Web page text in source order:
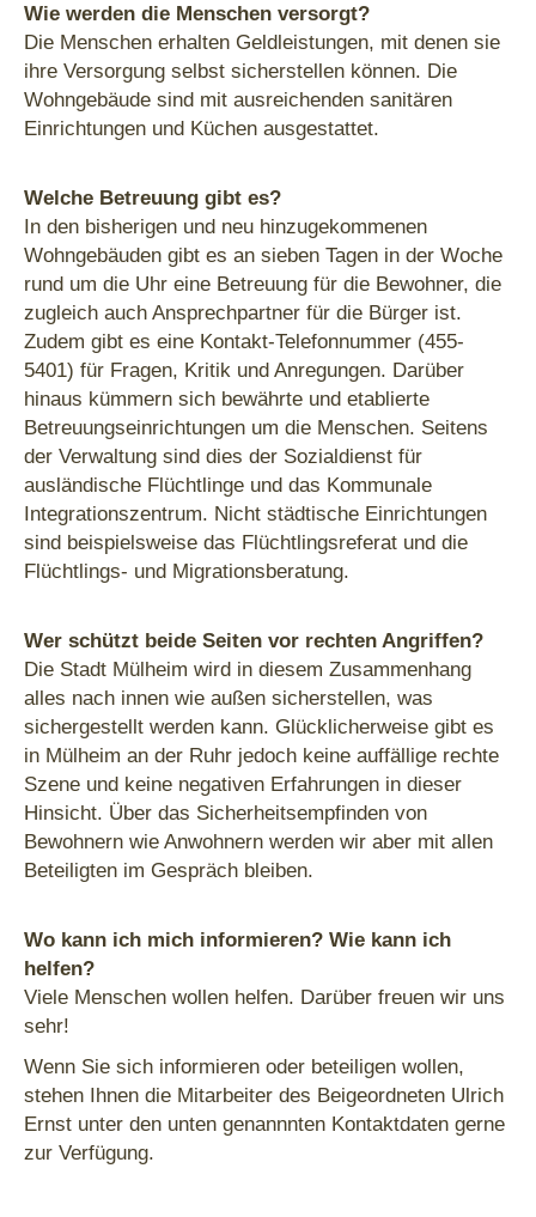
Wie werden die Menschen versorgt?
Die Menschen erhalten Geldleistungen, mit denen sie
ihre Versorgung selbst sicherstellen können. Die
Wohngebäude sind mit ausreichenden sanitären
Einrichtungen und Küchen ausgestattet.
Welche Betreuung gibt es?
In den bisherigen und neu hinzugekommenen
Wohngebäuden gibt es an sieben Tagen in der Woche
rund um die Uhr eine Betreuung für die Bewohner, die
zugleich auch Ansprechpartner für die Bürger ist.
Zudem gibt es eine Kontakt-Telefonnummer (455-
5401) für Fragen, Kritik und Anregungen. Darüber
hinaus kümmern sich bewährte und etablierte
Betreuungseinrichtungen um die Menschen. Seitens
der Verwaltung sind dies der Sozialdienst für
ausländische Flüchtlinge und das Kommunale
Integrationszentrum. Nicht städtische Einrichtungen
sind beispielsweise das Flüchtlingsreferat und die
Flüchtlings- und Migrationsberatung.
Wer schützt beide Seiten vor rechten Angriffen?
Die Stadt Mülheim wird in diesem Zusammenhang
alles nach innen wie außen sicherstellen, was
sichergestellt werden kann. Glücklicherweise gibt es
in Mülheim an der Ruhr jedoch keine auffällige rechte
Szene und keine negativen Erfahrungen in dieser
Hinsicht. Über das Sicherheitsempfinden von
Bewohnern wie Anwohnern werden wir aber mit allen
Beteiligten im Gespräch bleiben.
Wo kann ich mich informieren? Wie kann ich
helfen?
Viele Menschen wollen helfen. Darüber freuen wir uns
sehr!
Wenn Sie sich informieren oder beteiligen wollen,
stehen Ihnen die Mitarbeiter des Beigeordneten Ulrich
Ernst unter den unten genannnten Kontaktdaten gerne
zur Verfügung.